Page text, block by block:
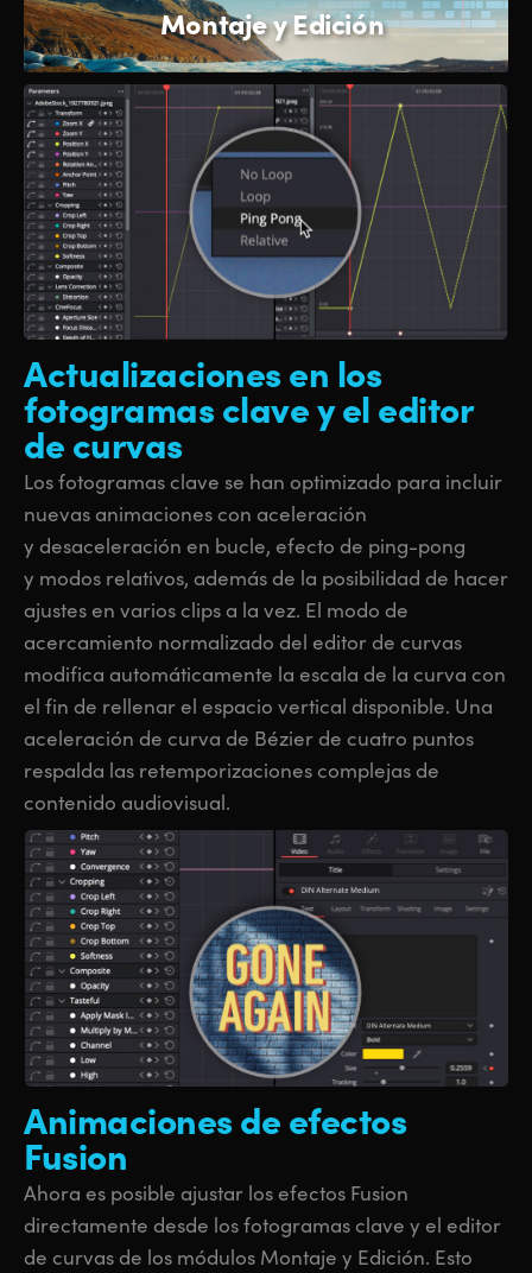
Montaje y Edición
Actualizacionesen los
fotogramas clavey el editor
de curvas
Los fotogramas clave se han optimizado para incluir
nuevas animaciones con aceleración
y desaceleración en bucle, efecto de ping-pong
y modos relativos, además de la posibilidad de hacer
ajustes en varios clips a la vez. El modo de
acercamiento normalizado del editor de curvas
modifica automáticamente la escala de la curva con
el fin de rellenar el espacio vertical disponible. Una
aceleración de curva de Bézier de cuatro puntos
respalda las retemporizaciones complejas de
contenido audiovisual.
Animacionesde efectos
Fusion
Ahora es posible ajustar los efectos Fusion
directamente desde los fotogramas clave y el editor
de curvas de los módulos Montaje y Edición. Esto